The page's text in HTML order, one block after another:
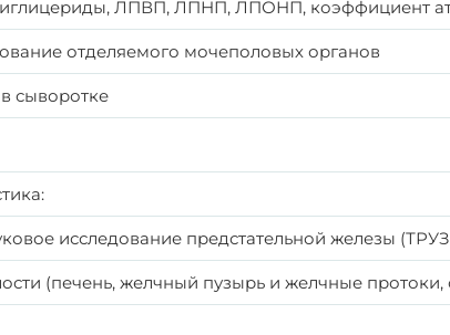
ЛПВП, ЛПНП, ЛПОНП, коэффициент
отделяемого мочеполовых органов
сыворотке
исследование предстательной железы
(печень, желчный пузырь и желчные протоки,